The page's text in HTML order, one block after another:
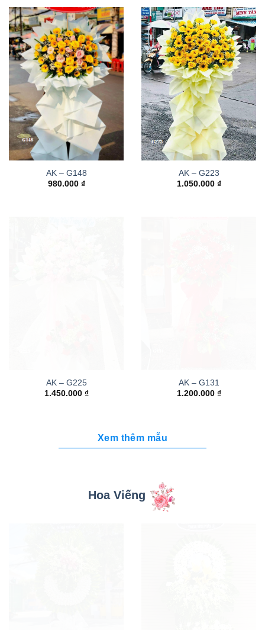
AK – G148
980.000 ₫
AK – G223
1.050.000 ₫
AK – G225
1.450.000 ₫
AK – G131
1.200.000 ₫
Xem thêm mẫu
Hoa Viếng